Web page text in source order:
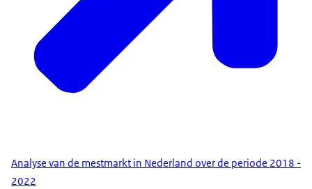
Analyse van de mestmarkt in Nederland over de periode 2018 -
2022